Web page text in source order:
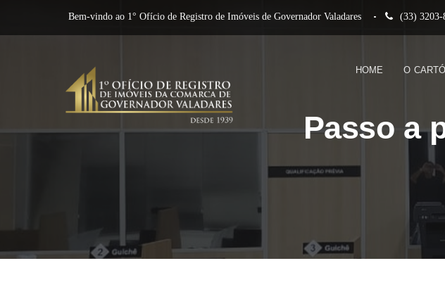
Bem-vindo ao 1° Ofício de Registro de Imóveis de Governador Valadares (33) 3203-
HOME O
Passo a